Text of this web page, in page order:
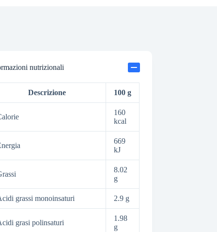
nutrizionali
Descrizione 100 g
160
kcal
669
kJ
8.02
g
grassi monoinsaturi 2.9 g
grasi polinsaturi
1.98
g